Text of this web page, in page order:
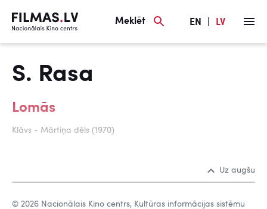
Meklēt EN LV
S. Rasa
Lomās
Klāvs - Mārtiņa dēls (1970)
Uz augšu
© 2026 Nacionālais Kino centrs, Kultūras informācijas sistēmu